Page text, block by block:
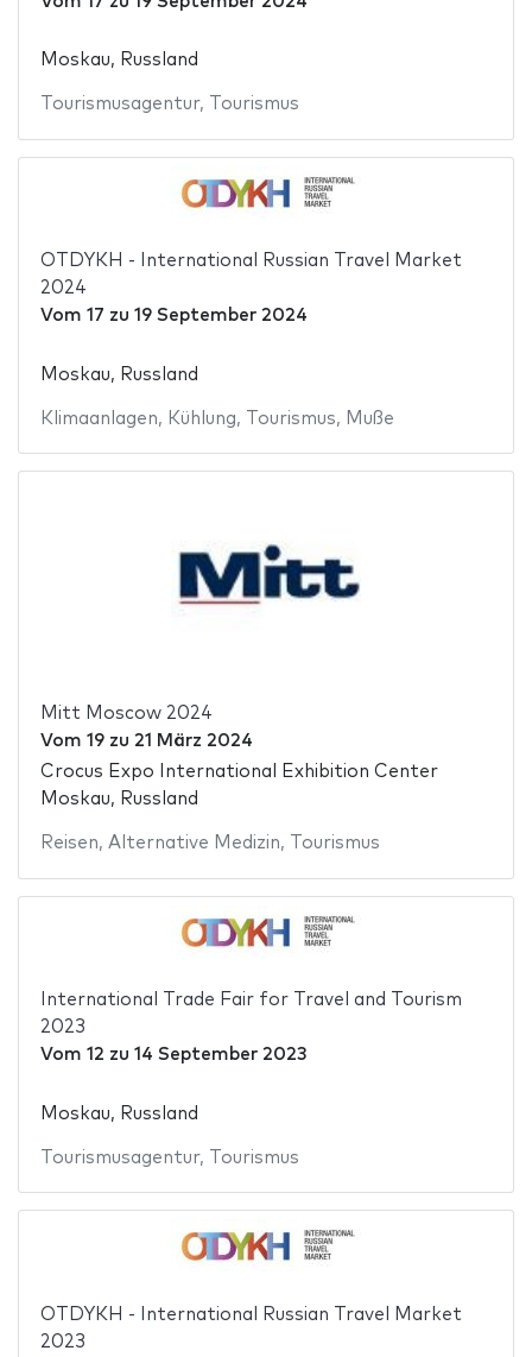
Moskau, Russland
Tourismusagentur, Tourismus
OTDYKH - International Russian Travel Market
2024
Vom 17 zu 19 September 2024
Moskau, Russland
Klimaanlagen, Kühlung, Tourismus, Muße
Mitt Moscow 2024
Vom 19zu 21 März 2024
Crocus Expo International Exhibition Center
Moskau, Russland
Reisen, Alternative Medizin, Tourismus
International Trade Fair for Travel and Tourism
2023
Vom 12 zu 14 September 2023
Moskau, Russland
Tourismusagentur, Tourismus
OTDYKH - International Russian Travel Market
2023